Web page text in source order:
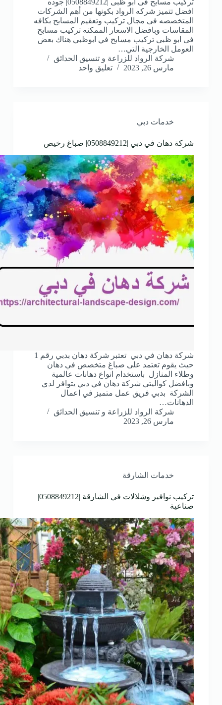
تركيب مسابح فى ابو ظبى |0508849212| جوده
افضل تتميز شركه الرواد بكونها من أهم الشركات
المتخصصه فى مجال تركيب وتعقيم المسابح بكافه
المقاسات وبافضل الاسعار الممكنه تركيب مسابح
فى ابو ظبى تركيب مسابح في ابوظبي هناك بعض
العومل الخارجية التي…
شركة الرواد للزراعة و تنسيق الحدائق
مارس 26, 2023
تعليق واحد
خدمات دبي
شركة دهان في دبي |0508849212| صباغ رخيص
شركة دهان في دبي تعتبر شركة دهان بدبي رقم 1
حيث يقوم تعتمد على صباغ متخصص في دهان
وطلاء المنازل باستخدام انواع دهانات عالمية
وبافضل كواليتي شركة دهان في دبي يتوافر لدي
الشركة بدبي فريق عمل متميز في اعمال
الدهانات…
شركة الرواد للزراعة و تنسيق الحدائق
مارس 26, 2023
خدمات الشارقة
تركيب نوافير وشلالات في الشارقة |0508849212|
صناعية